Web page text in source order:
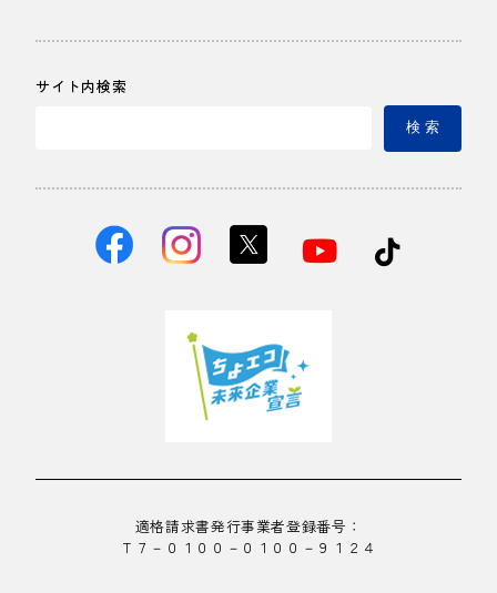
サイト内検索
検 索
適格請求書発行事業者登録番号：
Ｔ７－０１００－０１００－９１２４